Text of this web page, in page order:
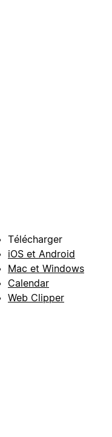
Télécharger
iOS et Android
Mac et Windows
Calendar
Web Clipper